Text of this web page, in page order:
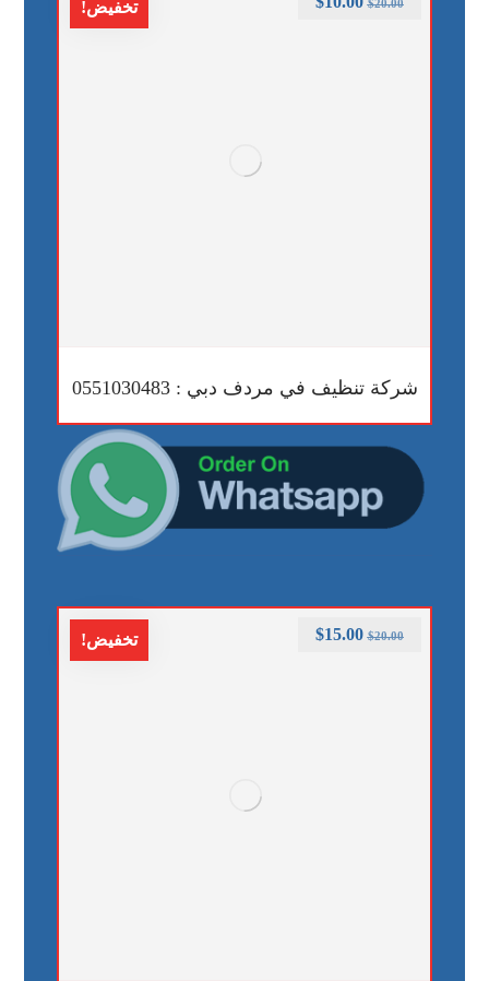
تخفيض!
شركة تنظيف في مردف دبي : 0551030483
$20.00
تخفيض! $20.00
$15.00